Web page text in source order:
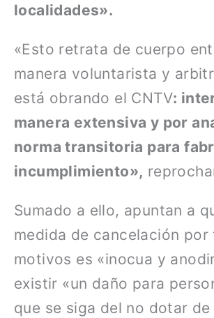
localidades».
«Esto retrata de cuerpo
manera voluntarista y
está obrando el CNTV:
manera extensiva y por
norma transitoria para
incumplimiento»,
Sumado a ello, apuntan a
medida de cancelación por
motivos es «inocua y
existir «un daño para
que se siga del no dotar